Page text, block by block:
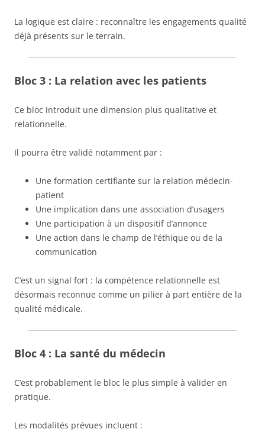
La logique est claire : reconnaître les engagements qualité
déjà présents sur le terrain.
Bloc 3 : La relation avec les patients
Ce bloc introduit une dimension plus qualitative et
relationnelle.
Il pourra être validé notamment par :
Une formation certifiante sur la relation médecin-
patient
Une implication dans une association d’usagers
Une participation à un dispositif d’annonce
Une action dans le champ de l’éthique ou de la
communication
C’est un signal fort : la compétence relationnelle est
désormais reconnue comme un pilier à part entière de la
qualité médicale.
Bloc 4 : La santé du médecin
C’est probablement le bloc le plus simple à valider en
pratique.
Les modalités prévues incluent :